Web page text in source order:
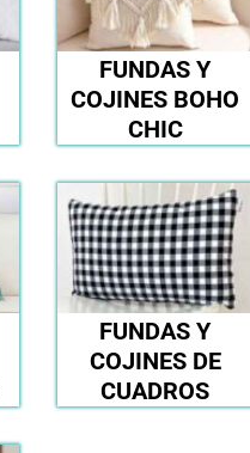
FUNDAS Y
COJINES BOHO
CHIC
FUNDAS Y
COJINES DE
CUADROS